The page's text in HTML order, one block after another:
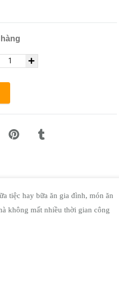
tiệc hay bữa ăn gia đình, món ăn
không mất nhiều thời gian công